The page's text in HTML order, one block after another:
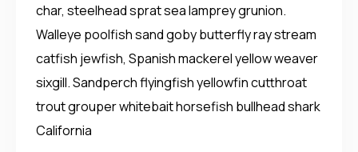
char, steelhead sprat sea lamprey grunion.
Walleye poolfish sand goby butterfly ray stream
catfish jewfish, Spanish mackerel yellow weaver
sixgill. Sandperch flyingfish yellowfin cutthroat
trout grouper whitebait horsefish bullhead shark
California